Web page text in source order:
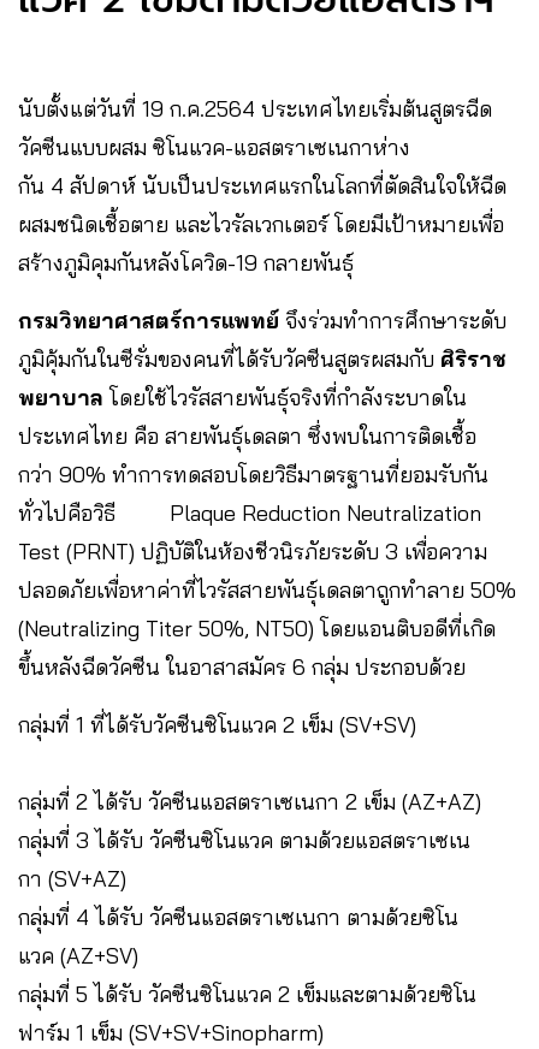
นับตั้งแต่วันที่ 19 ก.ค.2564 ประเทศไทยเริ่มต้นสูตรฉีด
วัคซีนแบบผสม ซิโนแวค-แอสตราเซเนกาห่าง
กัน 4 สัปดาห์ นับเป็นประเทศแรกในโลกที่ตัดสินใจให้ฉีด
ผสมชนิดเชื้อตาย และไวรัลเวกเตอร์ โดยมีเป้าหมายเพื่อ
สร้างภูมิคุมกันหลังโควิด-19 กลายพันธุ์
กรมวิทยาศาสตร์การแพทย์ จึงร่วมทำการศึกษาระดับ
ภูมิคุ้มกันในซีรั่มของคนที่ได้รับวัคซีนสูตรผสมกับ ศิริราช
พยาบาล โดยใช้ไวรัสสายพันธุ์จริงที่กำลังระบาดใน
ประเทศไทย คือ สายพันธุ์เดลตา ซึ่งพบในการติดเชื้อ
กว่า 90% ทำการทดสอบโดยวิธีมาตรฐานที่ยอมรับกัน
ทั่วไปคือวิธี Plaque Reduction Neutralization
Test (PRNT) ปฏิบัติในห้องชีวนิรภัยระดับ 3 เพื่อความ
ปลอดภัยเพื่อหาค่าที่ไวรัสสายพันธุ์เดลตาถูกทำลาย 50%
(Neutralizing Titer 50%, NT50) โดยแอนติบอดีที่เกิด
ขึ้นหลังฉีดวัคซีน ในอาสาสมัคร 6 กลุ่ม ประกอบด้วย
กลุ่มที่ 1 ที่ได้รับวัคซีนซิโนแวค 2 เข็ม (SV+SV)
กลุ่มที่ 2 ได้รับ วัคซีนแอสตราเซเนกา 2 เข็ม (AZ+AZ)
กลุ่มที่ 3 ได้รับ วัคซีนซิโนแวค ตามด้วยแอสตราเซเน
กา (SV+AZ)
กลุ่มที่ 4 ได้รับ วัคซีนแอสตราเซเนกา ตามด้วยซิโน
แวค (AZ+SV)
กลุ่มที่ 5 ได้รับ วัคซีนซิโนแวค 2 เข็มและตามด้วยซิโน
ฟาร์ม 1 เข็ม (SV+SV+Sinopharm)